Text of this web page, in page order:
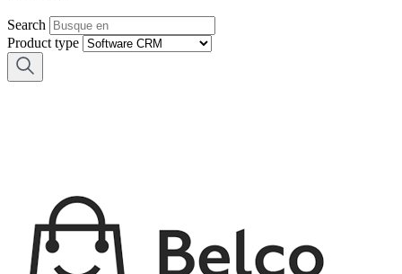
Search
Product type